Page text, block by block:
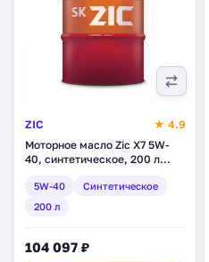
ZIC
★ 4.9
Моторное масло Zic X7 5W-
40, синтетическое, 200 л
5W-40
Синтетическое
200 л
104 097 ₽